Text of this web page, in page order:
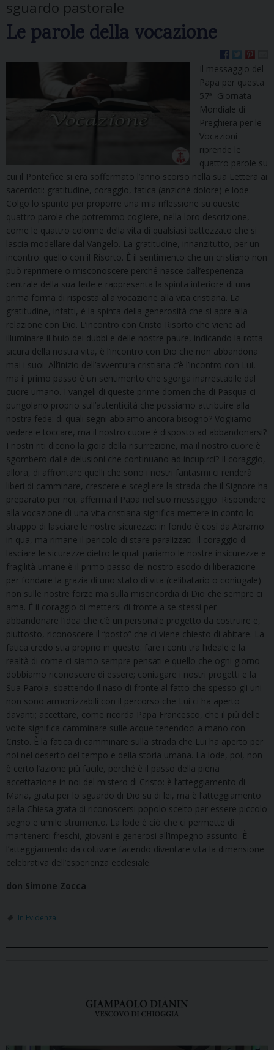
sguardo pastorale
Le parole della vocazione
Il messaggio del
Papa per questa
57ª Giornata
Mondiale di
Preghiera per le
Vocazioni
riprende le
quattro parole su
cui il Pontefice si era soffermato l’anno scorso nella sua Lettera ai
sacerdoti: gratitudine, coraggio, fatica (anziché dolore) e lode.
Colgo lo spunto per proporre una mia riflessione su queste
quattro parole che potremmo cogliere, nella loro descrizione,
come le quattro colonne della vita di qualsiasi battezzato che si
lascia modellare dal Vangelo. La gratitudine, innanzitutto, per un
incontro: quello con il Risorto. È il sentimento che un cristiano non
può reprimere o misconoscere perché nasce dall’esperienza
centrale della sua fede e rappresenta la spinta interiore di una
prima forma di risposta alla vocazione alla vita cristiana. La
gratitudine, infatti, è la spinta della generosità che si apre alla
relazione con Dio. L’incontro con Cristo Risorto che viene ad
illuminare il buio dei dubbi e delle nostre paure, indicando la rotta
sicura della nostra vita, è l’incontro con Dio che non abbandona
mai i suoi. All’inizio dell’avventura cristiana c’è l’incontro con Lui,
ma il primo passo è un sentimento che sgorga inarrestabile dal
cuore umano. I vangeli di queste prime domeniche di Pasqua ci
pungolano proprio sull’autenticità che possiamo attribuire alla
nostra fede: di quali segni abbiamo ancora bisogno? Vogliamo
vedere e toccare, ma il nostro cuore è disposto ad abbandonarsi?
I nostri riti dicono la gioia della risurrezione, ma il nostro cuore è
sgombero dalle delusioni che continuano ad incupirci? Il coraggio,
allora, di affrontare quelli che sono i nostri fantasmi ci renderà
liberi di camminare, crescere e scegliere la strada che il Signore ha
preparato per noi, afferma il Papa nel suo messaggio. Rispondere
alla vocazione di una vita cristiana significa mettere in conto lo
strappo di lasciare le nostre sicurezze: in fondo è così da Abramo
in qua, ma rimane il pericolo di stare paralizzati. Il coraggio di
lasciare le sicurezze dietro le quali pariamo le nostre insicurezze e
fragilità umane è il primo passo del nostro esodo di liberazione
per fondare la grazia di uno stato di vita (celibatario o coniugale)
non sulle nostre forze ma sulla misericordia di Dio che sempre ci
ama. È il coraggio di mettersi di fronte a se stessi per
abbandonare l’idea che c’è un personale progetto da costruire e,
piuttosto, riconoscere il “posto” che ci viene chiesto di abitare. La
fatica credo stia proprio in questo: fare i conti tra l’ideale e la
realtà di come ci siamo sempre pensati e quello che ogni giorno
dobbiamo riconoscere di essere; coniugare i nostri progetti e la
Sua Parola, sbattendo il naso di fronte al fatto che spesso gli uni
non sono armonizzabili con il percorso che Lui ci ha aperto
davanti; accettare, come ricorda Papa Francesco, che il più delle
volte significa camminare sulle acque tenendoci a mano con
Cristo. È la fatica di camminare sulla strada che Lui ha aperto per
noi nel deserto del tempo e della storia umana. La lode, poi, non
è certo l’azione più facile, perché è il passo della piena
accettazione in noi del mistero di Cristo: è l’atteggiamento di
Maria, grata per lo sguardo di Dio su di lei, ma è l’atteggiamento
della Chiesa grata di riconoscersi popolo scelto per essere piccolo
segno e umile strumento. La lode è ciò che ci permette di
mantenerci freschi, giovani e generosi all’impegno assunto. È
l’atteggiamento da coltivare facendo diventare vita la dimensione
celebrativa dell’esperienza ecclesiale.
don Simone Zocca
In Evidenza